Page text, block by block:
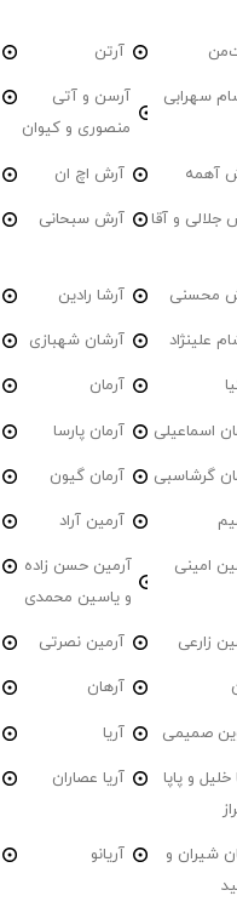
آرتن
سهرابی
آرسن و آتی
منصوری و کیوان
آهمه آرش اچ ان
جلالی و آقا
آرش سبحانی
محسنی آرشا رادین
علینژاد آرشان شهبازی
آرمان
اسماعیلی آرمان پارسا
گرشاسبی آرمان گیون
آرمین آراد
امینی
آرمین حسن زاده
و یاسین محمدی
زارعی آرمین نصرتی
آرهان
صمیمی آریا
خلیل و پاپا
آریا عصاران
شیران و
آریانو